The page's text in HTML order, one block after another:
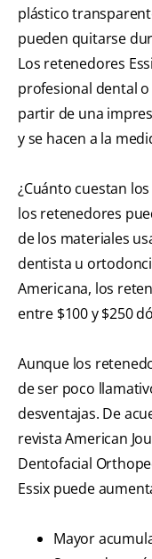
plástico
pueden quitarse
Los retenedores
profesional dental
partir de una
y se hacen a la
¿Cuánto cuestan
los retenedores
de los materiales
dentista u
Americana, los
entre $100 y $250
Aunque los
de ser poco
desventajas. De
revista American
Dentofacial
Essix puede
Mayor